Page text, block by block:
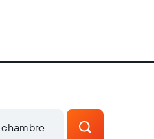
chambre